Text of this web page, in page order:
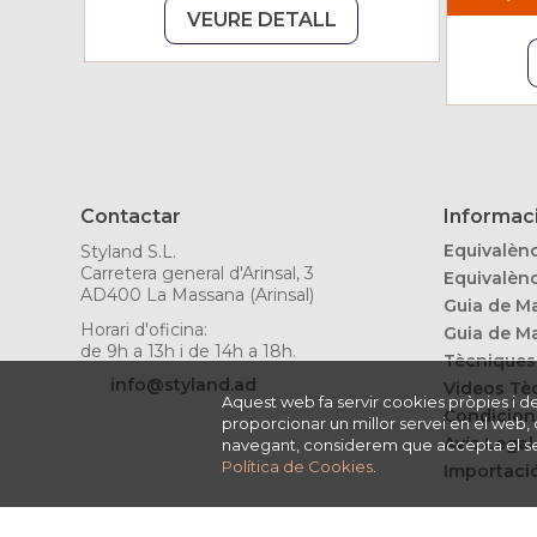
Aquest web fa servir cookies pròpies i
proporcionar un millor servei en el web,
navegant, considerem que accepta el
Política de Cookies.
VEURE DETALL
Contactar
Styland S.L.
Carretera general d'Arinsal, 3
AD400 La Massana (Arinsal)
Horari d'oficina:
de 9h a 13h i de 14h a 18h.
info@styland.ad
Guia de
Guia de
Videos
Avís Legal